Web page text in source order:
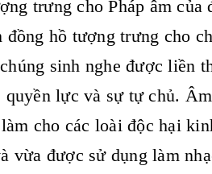
trưng cho Pháp âm của
hồ tượng trưng cho
sinh nghe được liền
lực và sự tự chủ.
cho các loài độc hại
vừa được sử dụng làm